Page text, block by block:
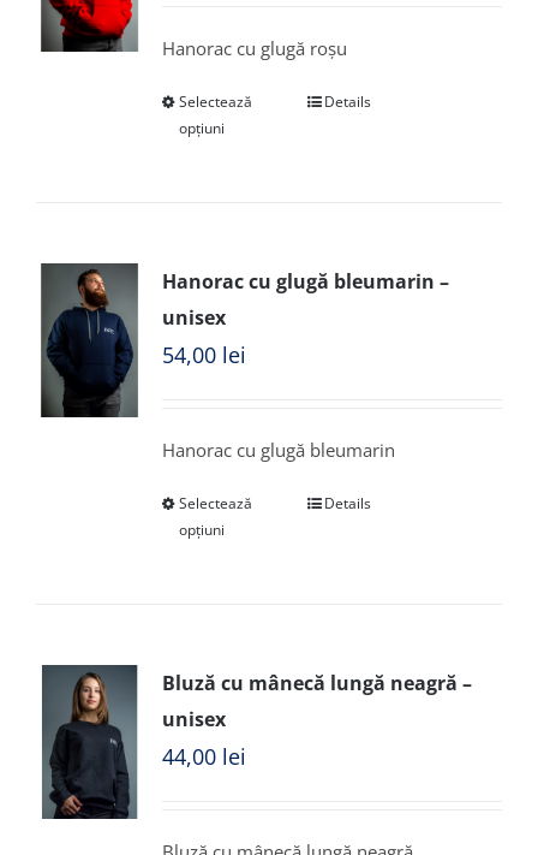
Hanorac cu glugă roșu
Selectează
opțiuni
Details
Hanorac cu glugă bleumarin –
unisex
54,00 lei
Hanorac cu glugă bleumarin
Selectează
opțiuni
Details
Bluză cu mânecă lungă neagră –
unisex
44,00 lei